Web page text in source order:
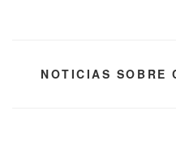
CATEGORÍAS
NOTICIAS SOBRE